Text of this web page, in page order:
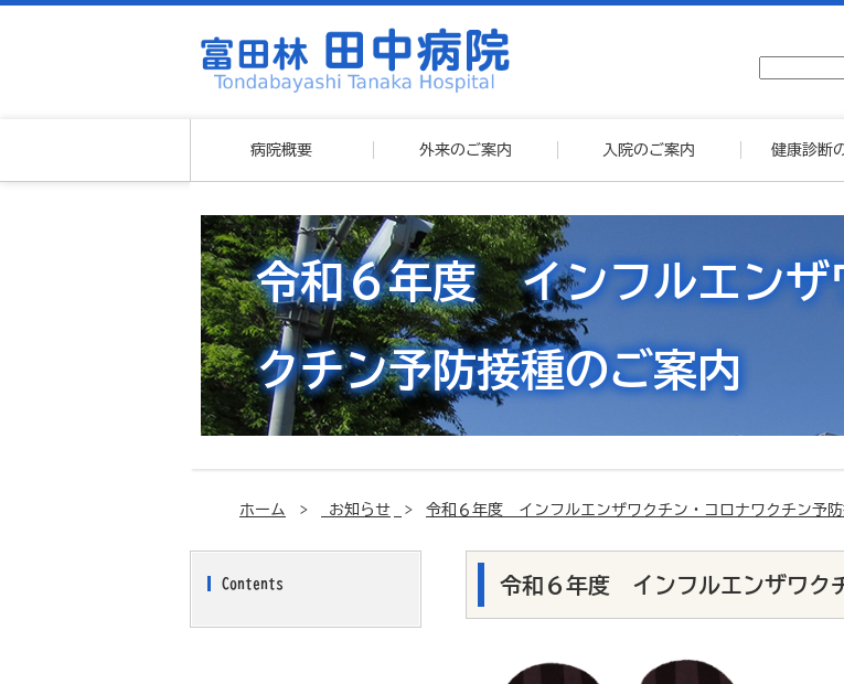
病院概要 外来のご案内 入院のご案内 健康診断
令和６年度 インフルエンザ
クチン予防接種のご案内
ホーム お知らせ 令和６年度 インフルエンザワクチン・コロナワクチン予防
令和６年度 インフルエンザワク
Contents